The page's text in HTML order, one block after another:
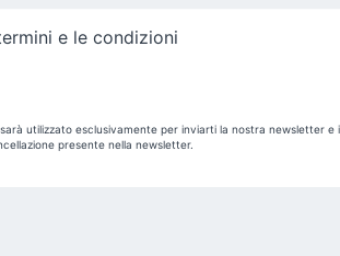
e le condizioni
utilizzato esclusivamente per inviarti la nostra newsletter
presente nella newsletter.